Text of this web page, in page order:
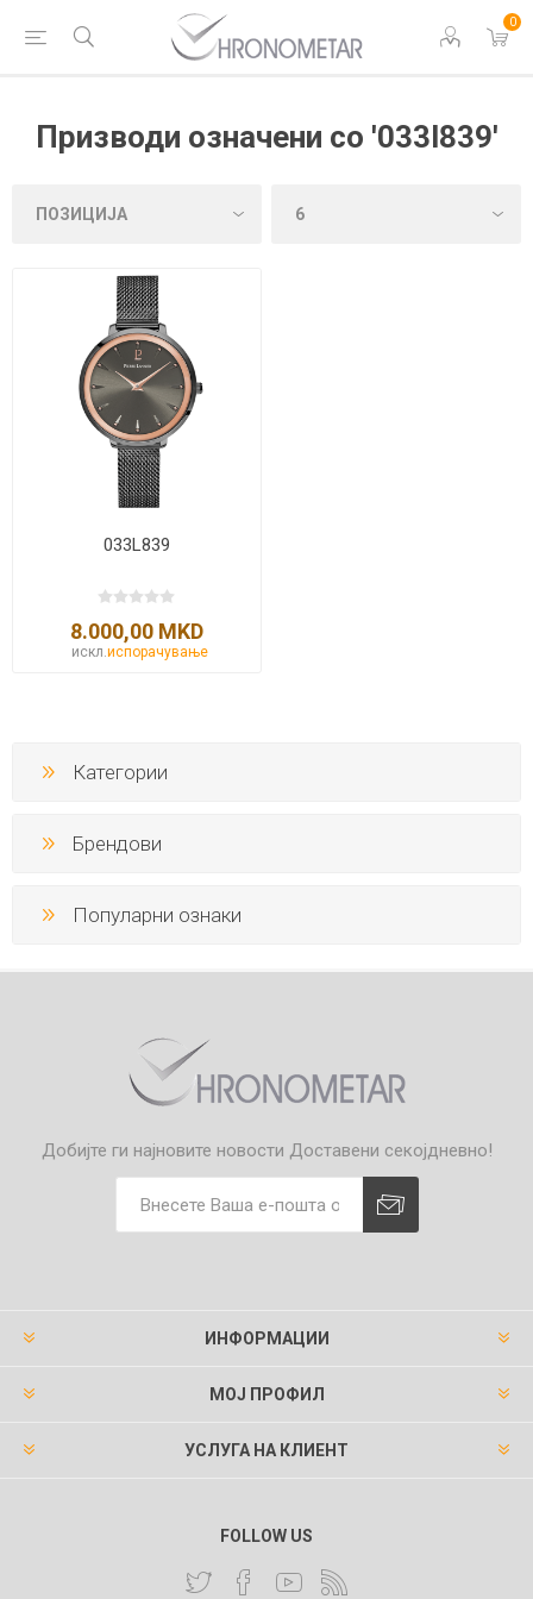
0
Призводи означени со '033l839'
033L839
8.000,00 MKD
искл. испорачување
Категории
Брендови
Популарни ознаки
Добијте ги најновите новости Доставени секојдневно!
ИНФОРМАЦИИ
МОЈ ПРОФИЛ
УСЛУГА НА КЛИЕНТ
FOLLOW US